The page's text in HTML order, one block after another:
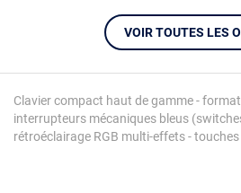
Clavier compact haut de gamme -
interrupteurs mécaniques bleus
rétroéclairage RGB multi-effets - touches
VOIR TOUTES LES